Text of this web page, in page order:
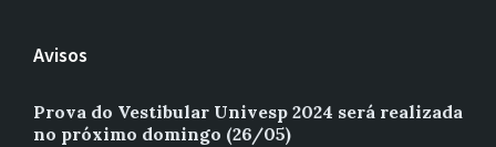
Avisos
Prova do Vestibular Univesp 2024 será realizada
no próximo domingo (26/05)